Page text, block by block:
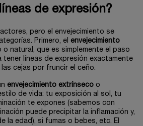
de expresión?
pero el envejecimiento se
Primero, el envejecimiento
o natural, que es simplemente el paso
tener líneas de expresión exactamente
cejas por fruncir el ceño.
envejecimiento extrínseco o
de vida: tu exposición al sol, tu
te expones (sabemos con
puede precipitar la inflamación y,
la edad), si fumas o bebes, etc. El